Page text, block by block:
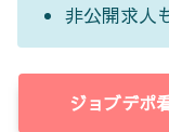
非公開求人
ジョブデポ